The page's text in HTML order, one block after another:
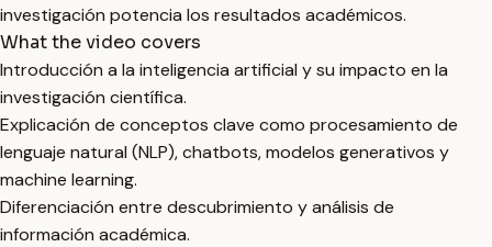
investigación potencia los resultados académicos.
What the video covers
Introducción a la inteligencia artificial y su impacto en la
investigación científica.
Explicación de conceptos clave como procesamiento de
lenguaje natural (NLP), chatbots, modelos generativos y
machine learning.
Diferenciación entre descubrimiento y análisis de
información académica.